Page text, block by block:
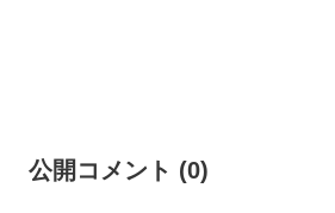
公開コメント (0)